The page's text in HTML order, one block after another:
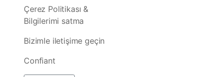
Çerez Politikası &
Bilgilerimi satma
Bizimle iletişime geçin
Confiant